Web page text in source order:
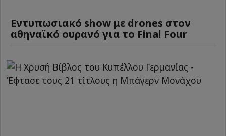
Εντυπωσιακό show με drones στον
αθηναϊκό ουρανό για το Final Four